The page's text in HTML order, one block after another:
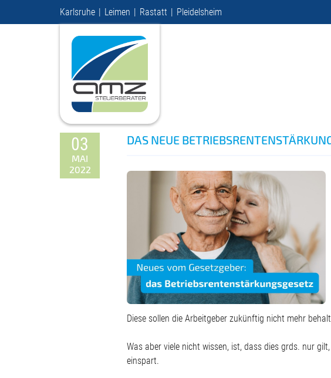
Karlsruhe Leimen Rastatt Pleidelsheim
03
MAI
2022
DAS NEUE
Diese sollen die Arbeitgeber zukünftig nicht mehr
Was aber viele nicht wissen, ist, dass dies grds. nur
einspart.